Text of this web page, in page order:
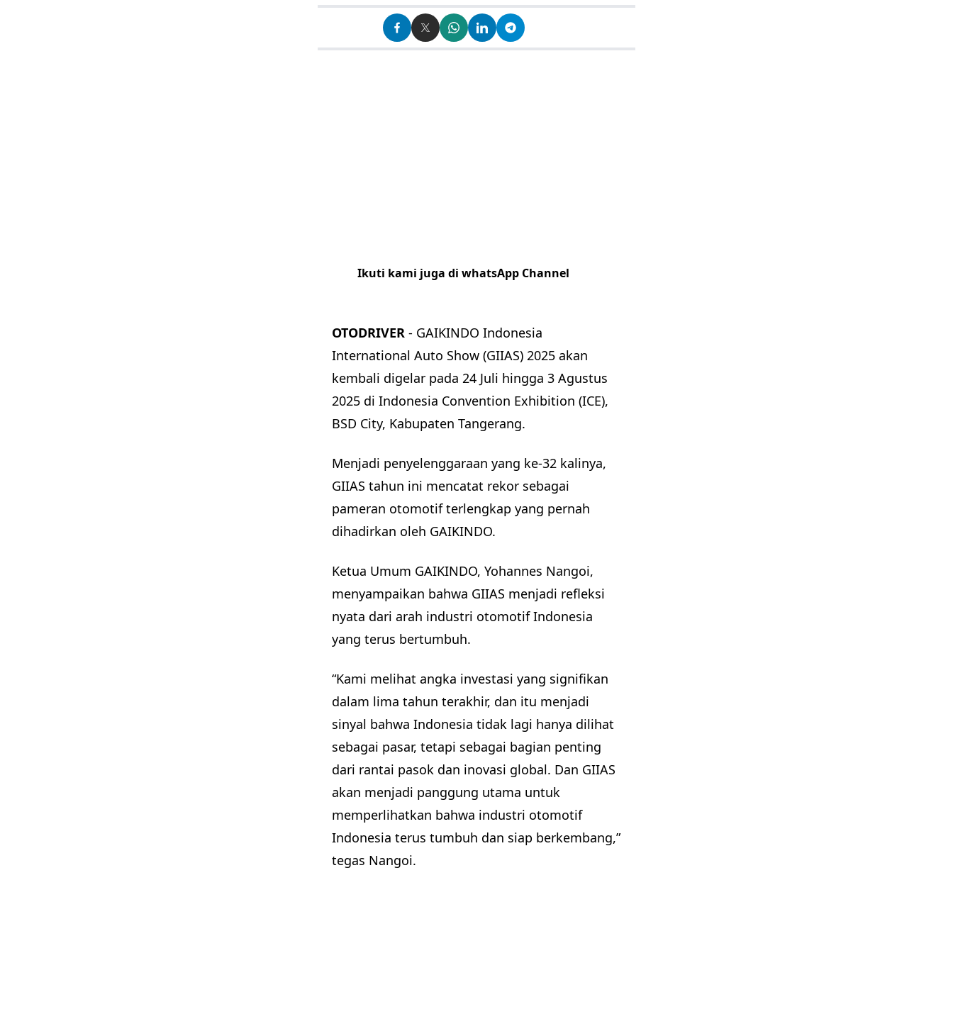
Ikuti kami juga di whatsApp Channel
OTODRIVER - GAIKINDO Indonesia
International Auto Show (GIIAS) 2025 akan
kembali digelar pada 24 Juli hingga 3 Agustus
2025 di Indonesia Convention Exhibition (ICE),
BSD City, Kabupaten Tangerang.
Menjadi penyelenggaraan yang ke-32 kalinya,
GIIAS tahun ini mencatat rekor sebagai
pameran otomotif terlengkap yang pernah
dihadirkan oleh GAIKINDO.
Ketua Umum GAIKINDO, Yohannes Nangoi,
menyampaikan bahwa GIIAS menjadi refleksi
nyata dari arah industri otomotif Indonesia
yang terus bertumbuh.
“Kami melihat angka investasi yang signifikan
dalam lima tahun terakhir, dan itu menjadi
sinyal bahwa Indonesia tidak lagi hanya dilihat
sebagai pasar, tetapi sebagai bagian penting
dari rantai pasok dan inovasi global. Dan GIIAS
akan menjadi panggung utama untuk
memperlihatkan bahwa industri otomotif
Indonesia terus tumbuh dan siap berkembang,”
tegas Nangoi.